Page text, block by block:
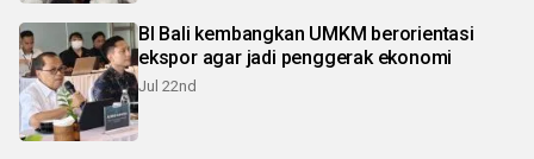
BI Bali kembangkan UMKM berorientasi
ekspor agar jadi penggerak ekonomi
Jul 22nd